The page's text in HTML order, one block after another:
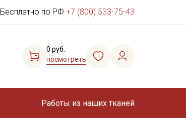
Бесплатно по РФ +7 (800) 533-75-43
0 руб.
посмотреть
Работы из наших тканей